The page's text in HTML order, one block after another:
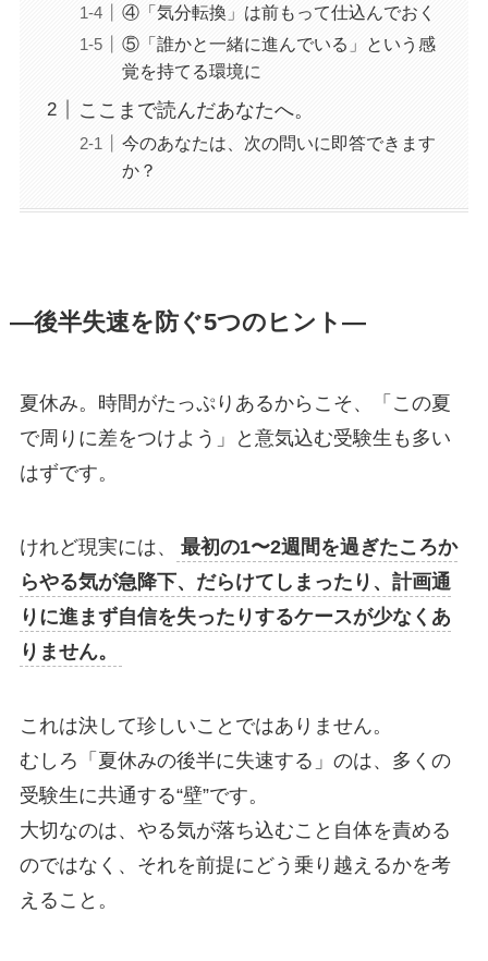
④「気分転換」は前もって仕込んでおく
⑤「誰かと一緒に進んでいる」という感
覚を持てる環境に
ここまで読んだあなたへ。
今のあなたは、次の問いに即答できます
か？
―後半失速を防ぐ5つのヒント―
夏休み。時間がたっぷりあるからこそ、「この夏
で周りに差をつけよう」と意気込む受験生も多い
はずです。
けれど現実には、
最初の1〜2週間を過ぎたころか
らやる気が急降下、だらけてしまったり、計画通
りに進まず自信を失ったりするケースが少なくあ
りません。
これは決して珍しいことではありません。
むしろ「夏休みの後半に失速する」のは、多くの
受験生に共通する“壁”です。
大切なのは、やる気が落ち込むこと自体を責める
のではなく、それを前提にどう乗り越えるかを考
えること。